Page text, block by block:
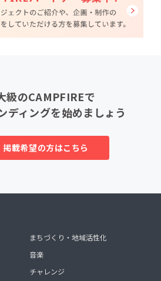
級のCAMPFIREで
ディングを始めましょう
掲載希望の方はこちら
まちづくり・地域活性化
音楽
チャレンジ